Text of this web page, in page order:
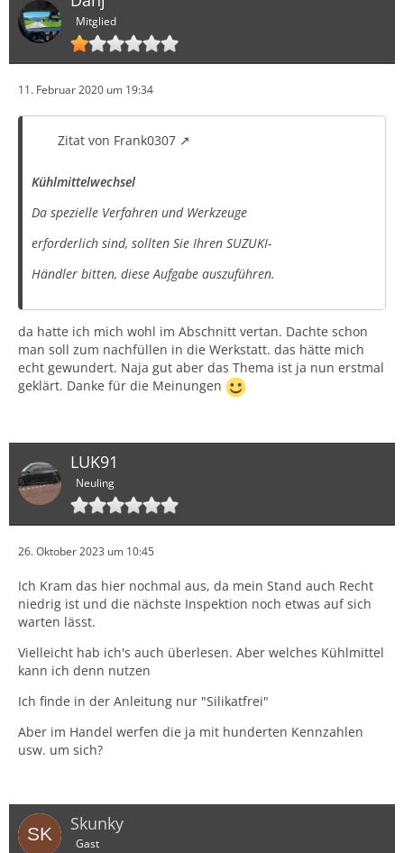
Mitglied
11. Februar 2020 um 19:34
Zitat von Frank0307
Kühlmittelwechsel
Da spezielle Verfahren und Werkzeuge
erforderlich sind, sollten Sie Ihren SUZUKI-
Händler bitten, diese Aufgabe auszuführen.
da hatte ich mich wohl im Abschnitt vertan. Dachte schon
man soll zum nachfüllen in die Werkstatt. das hätte mich
echt gewundert. Naja gut aber das Thema ist ja nun erstmal
geklärt. Danke für die Meinungen
LUK91
Neuling
26. Oktober 2023 um 10:45
Ich Kram das hier nochmal aus, da mein Stand auch Recht
niedrig ist und die nächste Inspektion noch etwas auf sich
warten lässt.
Vielleicht hab ich's auch überlesen. Aber welches Kühlmittel
kann ich denn nutzen
Ich finde in der Anleitung nur "Silikatfrei"
Aber im Handel werfen die ja mit hunderten Kennzahlen
usw. um sich?
Skunky
Gast